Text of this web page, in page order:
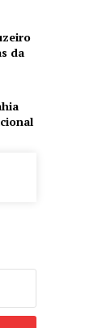
da